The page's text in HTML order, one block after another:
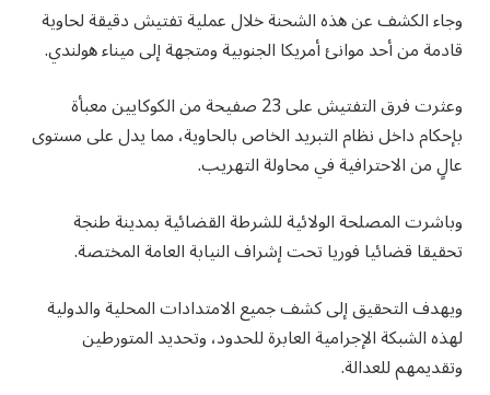
وجاء الكشف عن هذه الشحنة خلال عملية تفتيش دقيقة لحاوية
قادمة من أحد موانئ أمريكا الجنوبية ومتجهة إلى ميناء هولندي.
وعثرت فرق التفتيش على 23 صفيحة من الكوكايين معبأة
بإحكام داخل نظام التبريد الخاص بالحاوية، مما يدل على مستوى
عالٍ من الاحترافية في محاولة التهريب.
وباشرت المصلحة الولائية للشرطة القضائية بمدينة طنجة
تحقيقا قضائيا فوريا تحت إشراف النيابة العامة المختصة.
ويهدف التحقيق إلى كشف جميع الامتدادات المحلية والدولية
لهذه الشبكة الإجرامية العابرة للحدود، وتحديد المتورطين
وتقديمهم للعدالة.